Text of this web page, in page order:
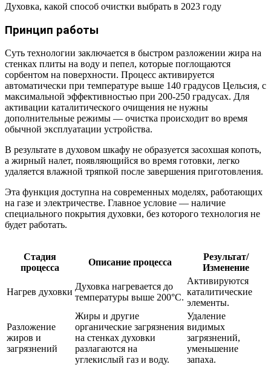
Духовка, какой способ очистки выбрать в 2023 году
Принцип работы
Суть технологии заключается в быстром разложении жира на
стенках плиты на воду и пепел, которые поглощаются
сорбентом на поверхности. Процесс активируется
автоматически при температуре выше 140 градусов Цельсия, с
максимальной эффективностью при 200-250 градусах. Для
активации каталитического очищения не нужны
дополнительные режимы — очистка происходит во время
обычной эксплуатации устройства.
В результате в духовом шкафу не образуется засохшая копоть,
а жирный налет, появляющийся во время готовки, легко
удаляется влажной тряпкой после завершения приготовления.
Эта функция доступна на современных моделях, работающих
на газе и электричестве. Главное условие — наличие
специального покрытия духовки, без которого технология не
будет работать.
Стадия
процесса
Описание процесса
Результат/
Изменение
Нагрев духовки
Духовка нагревается до
температуры выше 200°C.
Активируются
каталитические
элементы.
Разложение
жиров и
загрязнений
Жиры и другие
органические загрязнения
на стенках духовки
разлагаются на
углекислый газ и воду.
Удаление
видимых
загрязнений,
уменьшение
запаха.